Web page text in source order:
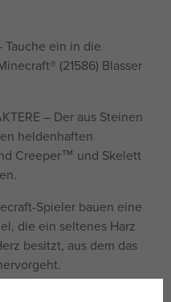
Tauche ein in die
(21586) Blasser
– Der aus Steinen
heldenhaften
Creeper™ und Skelett
Spieler bauen eine
die ein seltenes Harz
besitzt, aus dem das